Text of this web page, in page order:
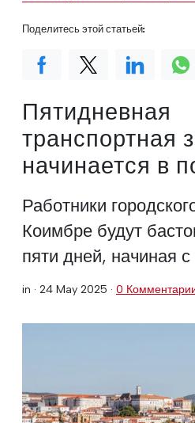
Пятидневная
транспортная
начинается в
Работники
Коимбре будут
пяти дней, начиная
in · 24 May 2025 · 0
Поделитесь этой статьей: